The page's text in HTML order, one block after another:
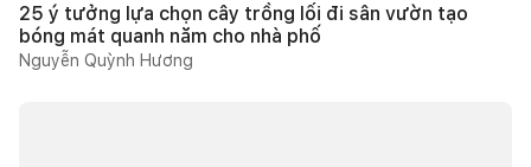
25 ý tưởng lựa chọn cây trồng lối đi sân vườn tạo
bóng mát quanh năm cho nhà phố
Nguyễn Quỳnh Hương